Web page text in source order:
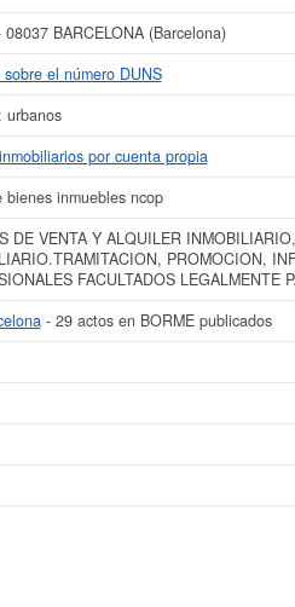
DE SERVICIOS INCORPORADOS
SERVICIOS INCORPORADOS
los balances y cuentas de resultados
empresa se ha realizado el 15/10/2025.
BARCELONA (Barcelona)
el número DUNS
urbanos
por cuenta propia
inmuebles ncop
DE VENTA Y ALQUILER
PROMOCION,
FACULTADOS LEGALMENTE
- 29 actos en BORME publicados